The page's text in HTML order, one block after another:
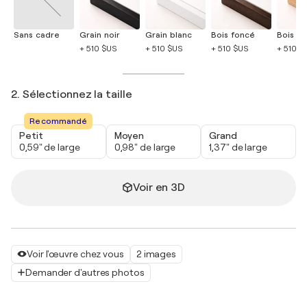
Voir l'œuvre chez vous
2 images
Demander d'autres photos
Sans cadre
Grain noir
+ 510 $US
Grain blanc
+ 510 $US
Bois foncé
+ 510 $US
Bois
+ 510
2. Sélectionnez la taille
Recommandé
Petit
0,59" de large
Moyen
0,98" de large
Grand
1,37" de large
Voir en 3D